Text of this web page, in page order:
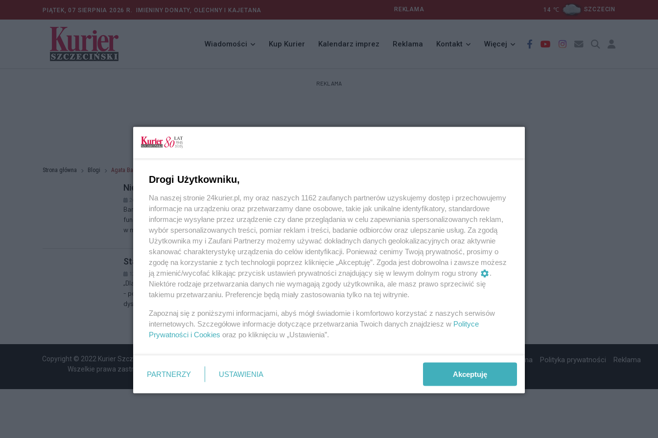
PIĄTEK, 07 SIERPNIA 2026 R. IMIENINY DONATY, OLECHNY I KAJETANA REKLAMA 14 ℃ SZCZECIN
Wiadomości Kup Kurier Kalendarz imprez Reklama Kontakt Więcej
REKLAMA
Strona główna Blogi Agata Baryła
Nie jesteśmy niezniszczalne
26.09.2024 r. 14:59
Bardzo mnie poruszył niedawny wpis znanej szczecińskiej feministki, aktywistki, prawniczki i prezeski
fundacji, przedstawicielki młodego pokolenia. Wpis traktował o tym, o czym piszę w książce, mówię
w mediach społecznościowych, objaśniam podczas szkoleń...
Stało się, ageizm dopadł i mnie!
12.09.2024 r. 12:22
„Dlaczego takie stare kobiety jeszcze tu przychodzą, zamiast siedzieć w fotelu i dziergać szydełkiem?
- pomyślałam, stojąc przy barze w dyskotece. Nie, to nie był klub, wtedy były potańcówki i
dyskoteki. Miałam jakieś dziewiętnaście lat, ona była koło...
Copyright © 2022 Kurier Szczeciński sp. z o.o.
Wszelkie prawa zastrzeżone
Nota prawna Polityka prywatności Reklama
Drogi Użytkowniku,
Na naszej stronie 24kurier.pl, my oraz naszych 1162 zaufanych partnerów uzyskujemy dostęp i przechowujemy
informacje na urządzeniu oraz przetwarzamy dane osobowe, takie jak unikalne identyfikatory, standardowe
informacje wysyłane przez urządzenie czy dane przeglądania w celu zapewniania spersonalizowanych reklam,
wybór spersonalizowanych treści, pomiar reklam i treści, badanie odbiorców oraz ulepszanie usług. Za zgodą
Użytkownika my i Zaufani Partnerzy możemy używać dokładnych danych geolokalizacyjnych oraz aktywnie
skanować charakterystykę urządzenia do celów identyfikacji. Ponieważ cenimy Twoją prywatność, prosimy o
zgodę na korzystanie z tych technologii poprzez kliknięcie „Akceptuję”. Zgoda jest dobrowolna i zawsze możesz
ją zmienić/wycofać klikając przycisk ustawień prywatności znajdujący się w lewym dolnym rogu strony
.
Niektóre rodzaje przetwarzania danych nie wymagają zgody użytkownika, ale masz prawo sprzeciwić się
takiemu przetwarzaniu. Preferencje będą miały zastosowania tylko na tej witrynie.
Zapoznaj się z poniższymi informacjami, abyś mógł świadomie i komfortowo korzystać z naszych serwisów
internetowych. Szczegółowe informacje dotyczące przetwarzania Twoich danych znajdziesz w Polityce
Prywatności i Cookies oraz po kliknięciu w „Ustawienia”.
PARTNERZY USTAWIENIA Akceptuję